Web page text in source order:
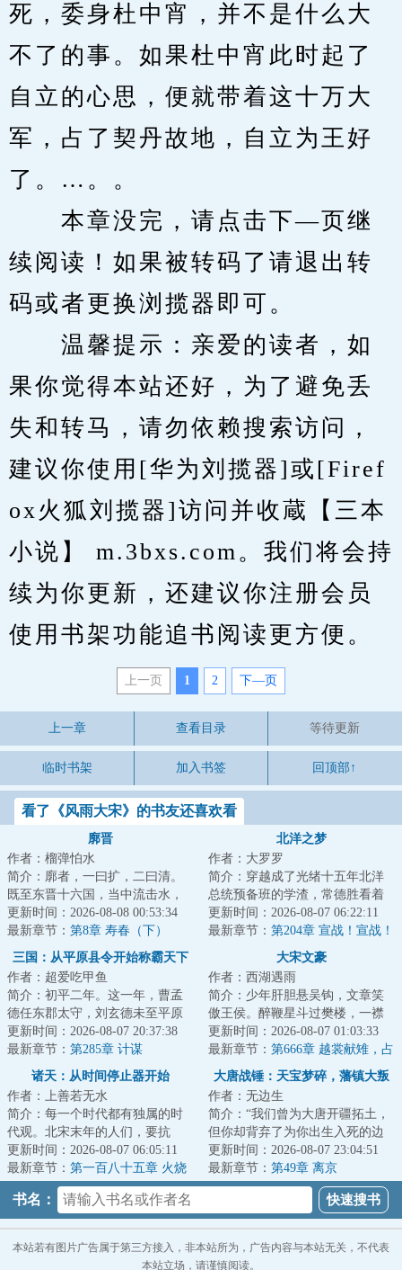
死，委身杜中宵，并不是什么大
不了的事。如果杜中宵此时起了
自立的心思，便就带着这十万大
军，占了契丹故地，自立为王好
了。…。。
本章没完，请点击下—页继
续阅读！如果被转码了请退出转
码或者更换浏揽器即可。
温馨提示：亲爱的读者，如
果你觉得本站还好，为了避免丢
失和转马，请勿依赖搜索访问，
建议你使用[华为刘揽器]或[Firef
ox火狐刘揽器]访问并收蔵【三本
小说】 m.3bxs.com。我们将会持
续为你更新，还建议你注册会员
使用书架功能追书阅读更方便。
上一页 1 2 下—页
上一章 查看目录 等待更新
临时书架 加入书签 回顶部↑
看了《风雨大宋》的书友还喜欢看
廓晋
作者：榴弹怕水
简介：廓者，一曰扩，二曰清。
既至东晋十六国，当中流击水，
矢志北伐，先驱中原五胡，再扫
朝堂士族门阀。...
更新时间：2026-08-08 00:53:34
最新章节： 第8章 寿春（下）
北洋之梦
作者：大罗罗
简介：穿越成了光绪十五年北洋
总统预备班的学渣，常德胜看着
自己的一众好同学：冯国璋、段
祺瑞、曹锟、王...
更新时间：2026-08-07 06:22:11
最新章节： 第204章 宣战！宣战！
讨倭！讨倭！（求月票）
三国：从平原县令开始称霸天下
作者：超爱吃甲鱼
简介：初平二年。这一年，曹孟
德任东郡太守，刘玄德未至平原
县，孙仲谋犹在江都。此间乱世
群雄逐鹿，却无...
更新时间：2026-08-07 20:37:38
最新章节： 第285章 计谋
大宋文豪
作者：西湖遇雨
简介：少年肝胆悬吴钩，文章笑
傲王侯。醉鞭星斗过樊楼，一襟
唐气象，半卷宋风流！...
更新时间：2026-08-07 01:03:33
最新章节： 第666章 越裳献雉，占
城输稻
诸天：从时间停止器开始
作者：上善若无水
简介：每一个时代都有独属的时
代观。北宋末年的人们，要抗
金。明朝末年的人们，要抗清。
晋朝末年的人们，...
更新时间：2026-08-07 06:05:11
最新章节： 第一百八十五章 火烧
大唐战锤：天宝梦碎，藩镇大叛
作者：无边生
简介：“我们曾为大唐开疆拓土，
但你却背弃了为你出生入死的边
陲将士。”马嵬驿前身披黄金甲的
节度使迫近...
更新时间：2026-08-07 23:04:51
最新章节： 第49章 离京
书名：
本站若有图片广告属于第三方接入，非本站所为，广告内容与本站无关，不代表
本站立场，请谨慎阅读。